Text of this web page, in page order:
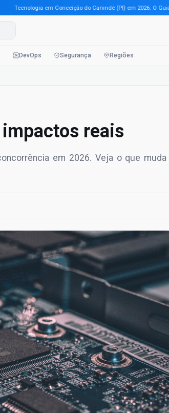
Tecnologia em Conceição do Canindé (PI) em 2026: O Guia
DevOps Segurança Regiões
reais
em 2026. Veja o que muda